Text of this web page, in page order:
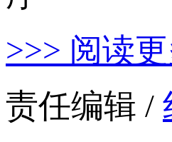
>>> 阅读
责任编辑 /